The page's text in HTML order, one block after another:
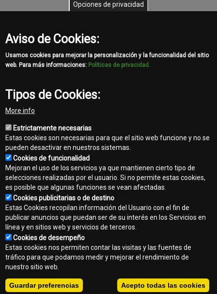
Servicios ofrecidos
Guardias de Repuestos y Servicios
Sábados de 12:30 a 22:00 hs.
Domingos de 08:00 a 22:00 hs.
Footer
menu
Contacto
Mapa del sitio
Normas de privacidad
Aviso legal
Copyright © 2026 - Chaye Hnos . Todos los derechos reservados.
Opciones de privacidad
Aviso de Cookies:
Usamos cookies para mejorar la personalización y la funcionalidad del sitio
web. Para más informaciones: Políticas de privacidad.
Tipos de Cookies:
More info
Estrictamente necesarias
Estas cookies son necesarias para que el sitio web funcione y no se
pueden desactivar en nuestros sistemas.
Cookies de funcionalidad
Mejoran el uso de los servicios ya que mantienen cierto tipo de
selecciones realizadas por el usuario. Si no permite estas cookies,
es posible que algunas funciones se vean afectadas.
Cookies publicitarias o de destino
Estas Cookies recopilan información del Usuario con el fin de
publicar anuncios que puedan ser de su interés en los Servicios en
línea y en sitios web y servicios de terceros.
Cookies de desempeño
Estas cookies nos permiten contar las visitas y las fuentes de
tráfico para que podamos medir y mejorar el rendimiento de
nuestro sitio web.
Guardar preferencias Acepto todas las cookies